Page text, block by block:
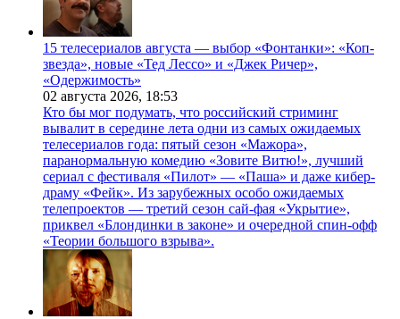
15 телесериалов августа — выбор «Фонтанки»: «Коп-
звезда», новые «Тед Лессо» и «Джек Ричер»,
«Одержимость»
02 августа 2026, 18:53
Кто бы мог подумать, что российский стриминг
вывалит в середине лета одни из самых ожидаемых
телесериалов года: пятый сезон «Мажора»,
паранормальную комедию «Зовите Витю!», лучший
сериал с фестиваля «Пилот» — «Паша» и даже кибер-
драму «Фейк». Из зарубежных особо ожидаемых
телепроектов — третий сезон сай-фая «Укрытие»,
приквел «Блондинки в законе» и очередной спин-офф
«Теории большого взрыва».